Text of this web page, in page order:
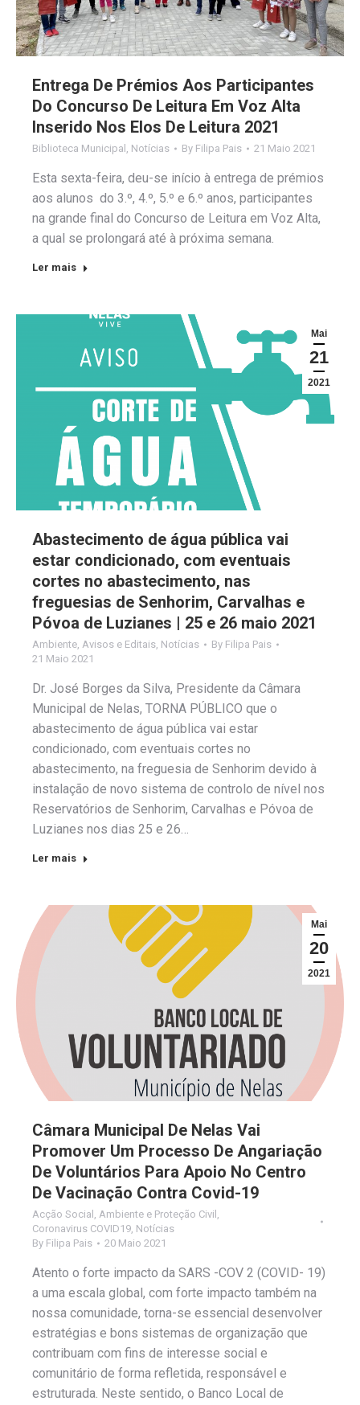
Entrega De Prémios Aos Participantes
Do Concurso De Leitura Em Voz Alta
Inserido Nos Elos De Leitura 2021
Biblioteca Municipal Notícias By Filipa Pais 21 Maio 2021
Esta sexta-feira, deu-se início à entrega de prémios
aos alunos do 3.º, 4.º, 5.º e 6.º anos, participantes
na grande final do Concurso de Leitura em Voz Alta,
a qual se prolongará até à próxima semana.
Ler mais
Mai
21
2021
Abastecimento de água pública vai
estar condicionado, com eventuais
cortes no abastecimento, nas
freguesias de Senhorim, Carvalhas e
Póvoa de Luzianes | 25 e 26 maio 2021
Ambiente, Avisos e Editais, Notícias By Filipa Pais
21 Maio 2021
Dr. José Borges da Silva, Presidente da Câmara
Municipal de Nelas, TORNA PÚBLICO que o
abastecimento de água pública vai estar
condicionado, com eventuais cortes no
abastecimento, na freguesia de Senhorim devido à
instalação de novo sistema de controlo de nível nos
Reservatórios de Senhorim, Carvalhas e Póvoa de
Luzianes nos dias 25 e 26…
Ler mais
Mai
20
2021
Câmara Municipal De Nelas Vai
Promover Um Processo De Angariação
De Voluntários Para Apoio No Centro
De Vacinação Contra Covid-19
Acção Social , Ambiente e Proteção Civil ,
Coronavirus COVID19, Notícias
By Filipa Pais 20 Maio 2021
Atento o forte impacto da SARS -COV 2 (COVID- 19)
a uma escala global, com forte impacto também na
nossa comunidade, torna-se essencial desenvolver
estratégias e bons sistemas de organização que
contribuam com fins de interesse social e
comunitário de forma refletida, responsável e
estruturada. Neste sentido, o Banco Local de